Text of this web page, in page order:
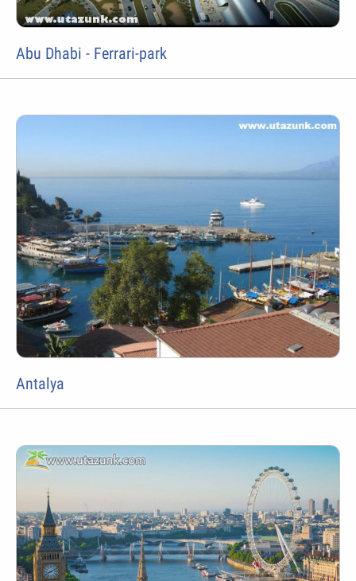
Abu Dhabi - Ferrari-park
Antalya